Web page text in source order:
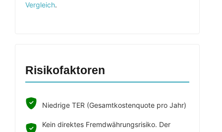
Vergleich.
Risikofaktoren
Niedrige TER (Gesamtkostenquote pro Jahr)
Kein direktes Fremdwährungsrisiko. Der